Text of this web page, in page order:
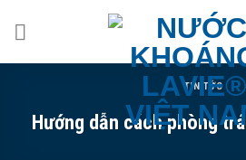
TIN TỨC
Hướng dẫn cách phòng